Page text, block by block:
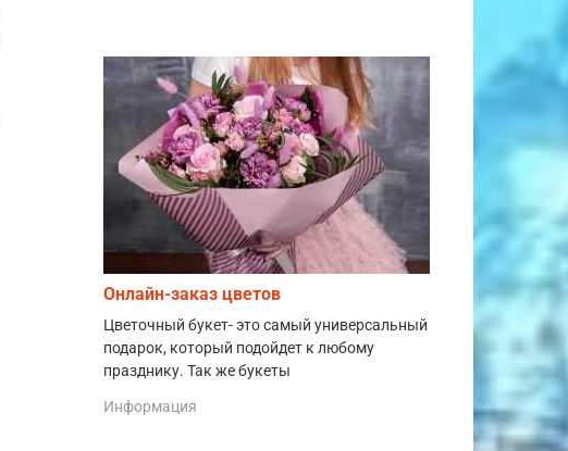
Онлайн-заказ цветов
Цветочный букет- это самый универсальный
подарок, который подойдет к любому
празднику. Так же букеты
Информация